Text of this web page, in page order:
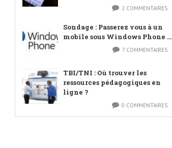
2 COMMENTAIRES
Sondage : Passerez vous à un
mobile sous Windows Phone ...
7 COMMENTAIRES
TBI/TNI : Où trouver les
ressources pédagogiques en
ligne ?
0 COMMENTAIRES